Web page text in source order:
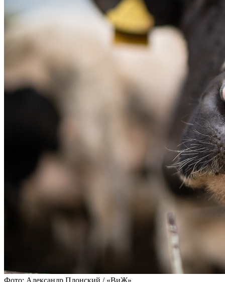
Фото: Александр Плонский / «ВиЖ»